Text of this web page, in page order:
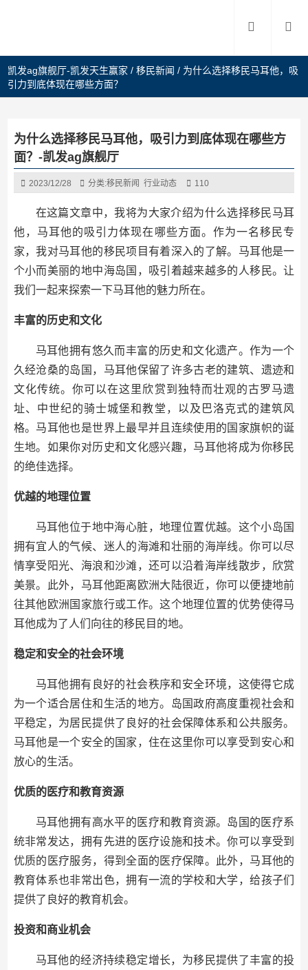
凯发ag旗舰厅-凯发天生赢家 /移民新闻 / 为什么选择移民马耳他，吸
引力到底体现在哪些方面？
为什么选择移民马耳他，吸引力到底体现在哪些方
面？-凯发ag旗舰厅
2023/12/28 分类:移民新闻 行业动态 110
在这篇文章中，我将为大家介绍为什么选择移民马耳
他，马耳他的吸引力体现在哪些方面。作为一名移民专
家，我对马耳他的移民项目有着深入的了解。马耳他是一
个小而美丽的地中海岛国，吸引着越来越多的人移民。让
我们一起来探索一下马耳他的魅力所在。
丰富的历史和文化
马耳他拥有悠久而丰富的历史和文化遗产。作为一个
久经沧桑的岛国，马耳他保留了许多古老的建筑、遗迹和
文化传统。你可以在这里欣赏到独特而壮观的古罗马遗
址、中世纪的骑士城堡和教堂，以及巴洛克式的建筑风
格。马耳他也是世界上最早并且连续使用的国家旗帜的诞
生地。如果你对历史和文化感兴趣，马耳他将成为你移民
的绝佳选择。
优越的地理位置
马耳他位于地中海心脏，地理位置优越。这个小岛国
拥有宜人的气候、迷人的海滩和壮丽的海岸线。你可以尽
情享受阳光、海浪和沙滩，还可以沿着海岸线散步，欣赏
美景。此外，马耳他距离欧洲大陆很近，你可以便捷地前
往其他欧洲国家旅行或工作。这个地理位置的优势使得马
耳他成为了人们向往的移民目的地。
稳定和安全的社会环境
马耳他拥有良好的社会秩序和安全环境，这使得它成
为一个适合居住和生活的地方。岛国政府高度重视社会和
平稳定，为居民提供了良好的社会保障体系和公共服务。
马耳他是一个安全的国家，住在这里你可以享受到安心和
放心的生活。
优质的医疗和教育资源
马耳他拥有高水平的医疗和教育资源。岛国的医疗系
统非常发达，拥有先进的医疗设施和技术。你可以享受到
优质的医疗服务，得到全面的医疗保障。此外，马耳他的
教育体系也非常出色，拥有一流的学校和大学，给孩子们
提供了良好的教育机会。
投资和商业机会
马耳他的经济持续稳定增长，为移民提供了丰富的投